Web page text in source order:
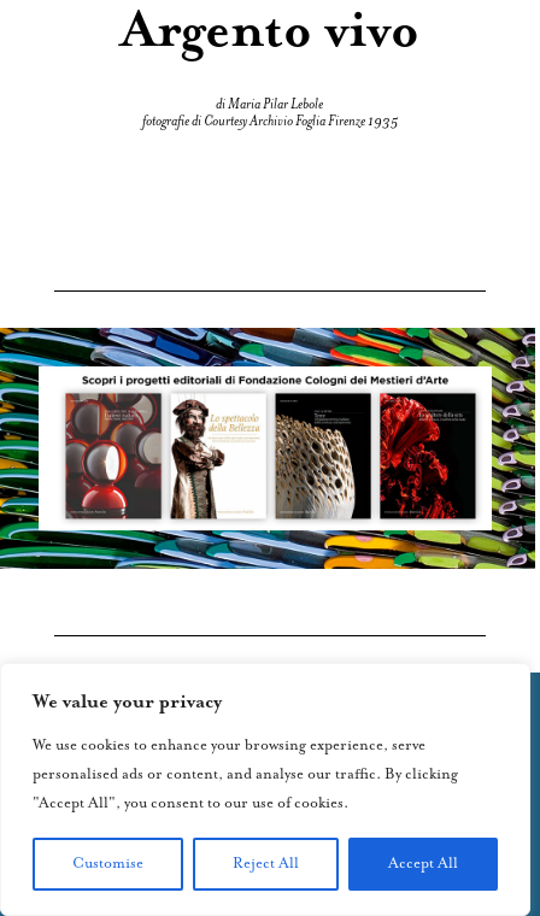
We value your privacy
We use cookies to enhance your browsing experience, serve
personalised ads or content, and analyse our traffic. By clicking
"Accept All", you consent to our use of cookies.
Customise Reject All Accept All
Argento vivo
di Maria Pilar Lebole
fotografie di Courtesy Archivio Foglia Firenze 1935